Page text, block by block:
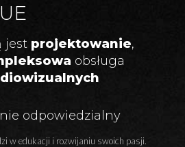
jest projektowanie,
obsługa
odpowiedzialny
w edukacji i rozwijaniu swoich pasji.